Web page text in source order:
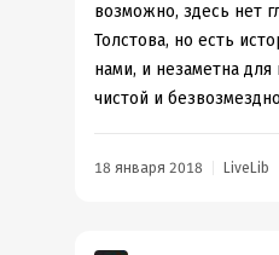
возможно, здесь нет
Толстова, но есть
нами, и незаметна
чистой и
18 января 2018 LiveLib